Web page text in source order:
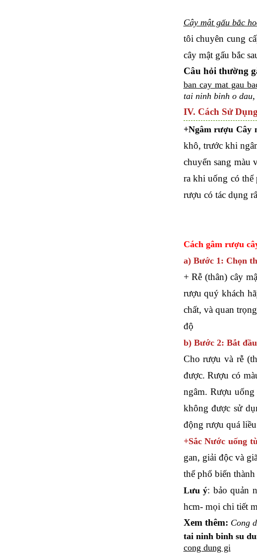
Cây mật gấu bắc
tôi chuyên cung
cây mật gấu bắc
Câu hỏi thường
ban cay mat gau
tai ninh binh o dau,
IV. Cách Sử
+Ngâm rượu Cây
khô, trước khi
chuyển sang màu
ra khi uống có thể
rượu có tác dụng
Cách gâm rượu
a) Bước 1: Chọn
+ Rễ (thân) cây
rượu quý khách
chất, và quan
độ
b) Bước 2: Bắt
Cho rượu và rễ
được. Rượu có
ngâm. Rượu
không được sử
động rượu quá
+Sắc Nước uống
gan, giải độc và
thể phổ biến
Lưu ý: bảo quản
hcm- mọi chi tiết
Xem thêm: Cong
tai ninh binh su
cong dung gi